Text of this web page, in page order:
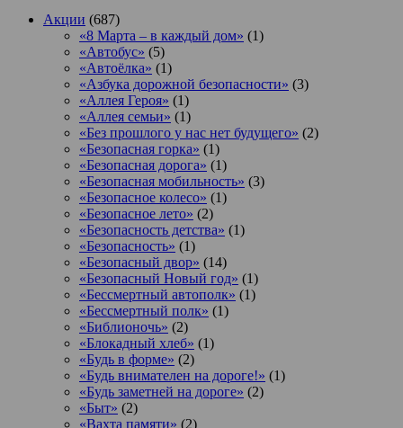
Акции (687)
«8 Марта – в каждый дом» (1)
«Автобус» (5)
«Автоёлка» (1)
«Азбука дорожной безопасности» (3)
«Аллея Героя» (1)
«Аллея семьи» (1)
«Без прошлого у нас нет будущего» (2)
«Безопасная горка» (1)
«Безопасная дорога» (1)
«Безопасная мобильность» (3)
«Безопасное колесо» (1)
«Безопасное лето» (2)
«Безопасность детства» (1)
«Безопасность» (1)
«Безопасный двор» (14)
«Безопасный Новый год» (1)
«Бессмертный автополк» (1)
«Бессмертный полк» (1)
«Библионочь» (2)
«Блокадный хлеб» (1)
«Будь в форме» (2)
«Будь внимателен на дороге!» (1)
«Будь заметней на дороге» (2)
«Быт» (2)
«Вахта памяти» (2)